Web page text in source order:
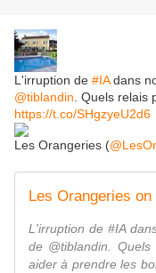
L'irruption de #IAdans
@tiblandin . Quels
https://t.co/SHgzyeU2d6
Les Orangeries (
Les Orangeries
L'irruption de #IA
de @tiblandin.
aider à prendre les